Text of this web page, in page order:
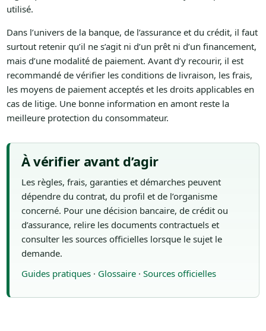
utilisé.
Dans l’univers de la banque, de l’assurance et du crédit, il faut
surtout retenir qu’il ne s’agit ni d’un prêt ni d’un financement,
mais d’une modalité de paiement. Avant d’y recourir, il est
recommandé de vérifier les conditions de livraison, les frais,
les moyens de paiement acceptés et les droits applicables en
cas de litige. Une bonne information en amont reste la
meilleure protection du consommateur.
À vérifier avant d’agir
Les règles, frais, garanties et démarches peuvent
dépendre du contrat, du profil et de l’organisme
concerné. Pour une décision bancaire, de crédit ou
d’assurance, relire les documents contractuels et
consulter les sources officielles lorsque le sujet le
demande.
Guides pratiques· Glossaire· Sources officielles